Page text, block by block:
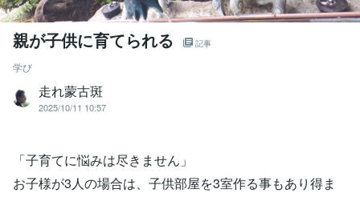
親が子供に育てられる 記事
学び
走れ蒙古斑
2025/10/11 10:57
「子育てに悩みは尽きません」
お子様が3人の場合は、子供部屋を3室作る事もあり得ま